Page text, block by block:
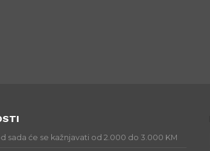
sada će se kažnjavati od 2.000 do 3.000 KM